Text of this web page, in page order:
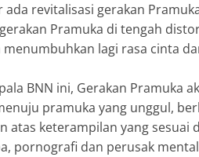
revitalisasi gerakan
Pramuka di tengah
lagi rasa cinta
BNN ini, Gerakan Pramuka
pramuka yang unggul,
atas keterampilan yang sesuai
pornografi dan perusak